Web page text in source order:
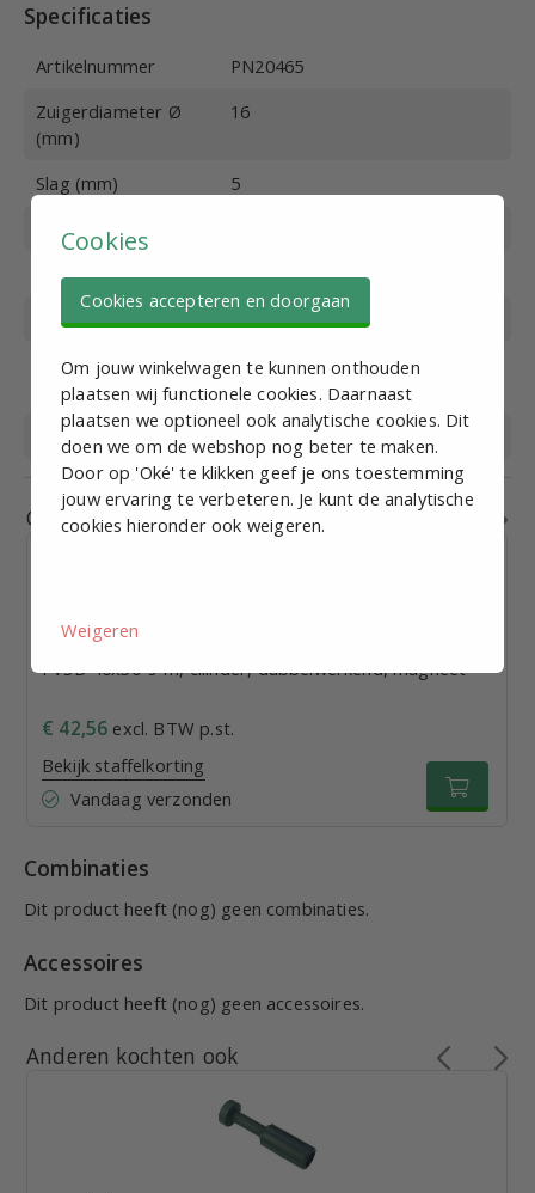
Specificaties
Artikelnummer
PN20465
Zuigerdiameter Ø
(mm)
16
Slag (mm)
5
Poortaansluiting
Werkdruk (bar)
1-10
Max. druk (bar)
15
Bedrijfstemperatuur
(°C)
-20 +70
Merk EMC
Gerelateerde producten
PVSD 40x30-s-m, cilinder, dubbelwerkend, magneet
€ 42,56 excl. BTW p.st.
Bekijk staffelkorting
Vandaag verzonden
Combinaties
Dit product heeft (nog) geen combinaties.
Accessoires
Dit product heeft (nog) geen accessoires.
Anderen kochten ook
Cookies
Cookies accepteren en doorgaan
Om jouw winkelwagen te kunnen onthouden
plaatsen wij functionele cookies. Daarnaast
plaatsen we optioneel ook analytische cookies. Dit
doen we om de webshop nog beter te maken.
Door op 'Oké' te klikken geef je ons toestemming
jouw ervaring te verbeteren. Je kunt de analytische
cookies hieronder ook weigeren.
Weigeren